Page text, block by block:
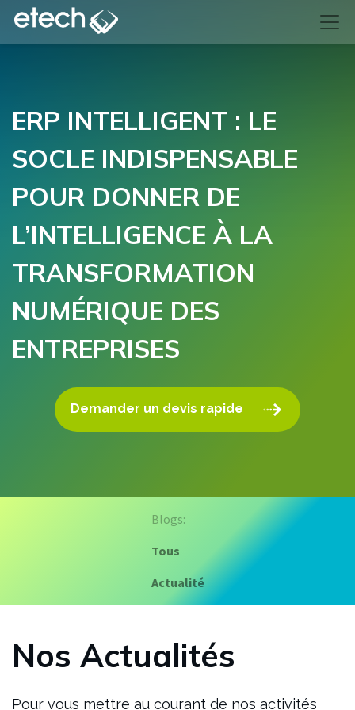
ERP INTELLIGENT : LE
SOCLE INDISPENSABLE
POUR DONNER DE
L’INTELLIGENCE À LA
TRANSFORMATION
NUMÉRIQUE DES
ENTREPRISES
Demander un devis rapide
Blogs:
Tous
Actualité
Nos Actualités
Pour vous mettre au courant de nos activités